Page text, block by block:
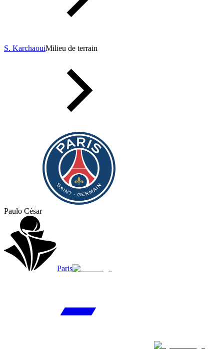
S. KarchaouiMilieu de terrain
Paulo César
Paris